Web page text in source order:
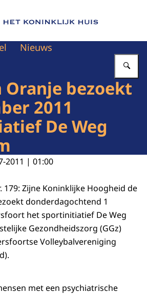
van Het Koninklijk Huis
Nieuws
Oranje bezoekt
2011
De Weg
2011 | 01:00
179: Zijne Koninklijke Hoogheid de
donderdagochtend 1
het sportinitiatief De Weg
Gezondheidszorg (GGz)
Volleybalvereniging
met een psychiatrische